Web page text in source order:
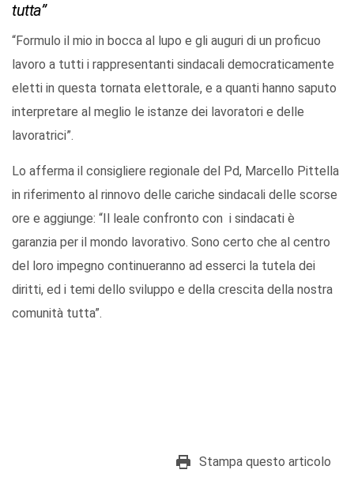
tutta”
“Formulo il mio in bocca al lupo e gli auguri di un proficuo
lavoro a tutti i rappresentanti sindacali democraticamente
eletti in questa tornata elettorale, e a quanti hanno saputo
interpretare al meglio le istanze dei lavoratori e delle
lavoratrici”.
Lo afferma il consigliere regionale del Pd, Marcello Pittella
in riferimento al rinnovo delle cariche sindacali delle scorse
ore e aggiunge: “Il leale confronto con i sindacati è
garanzia per il mondo lavorativo. Sono certo che al centro
del loro impegno continueranno ad esserci la tutela dei
diritti, ed i temi dello sviluppo e della crescita della nostra
comunità tutta”.
Stampa questo articolo